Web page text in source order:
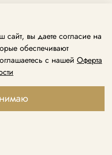
с 10:00 до 21:00
вы даете согласие на
обеспечивают
с нашей Оферта